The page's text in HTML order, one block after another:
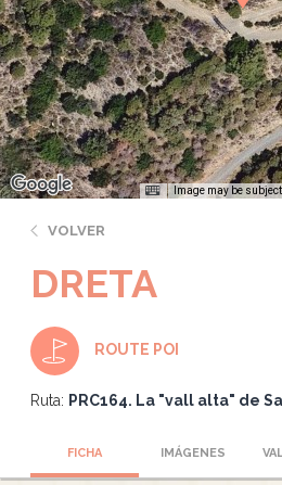
Image may be
VOLVER
DRETA
ROUTE POI
Ruta: PRC164. La "vall alta" de
FICHA IMÁGENES